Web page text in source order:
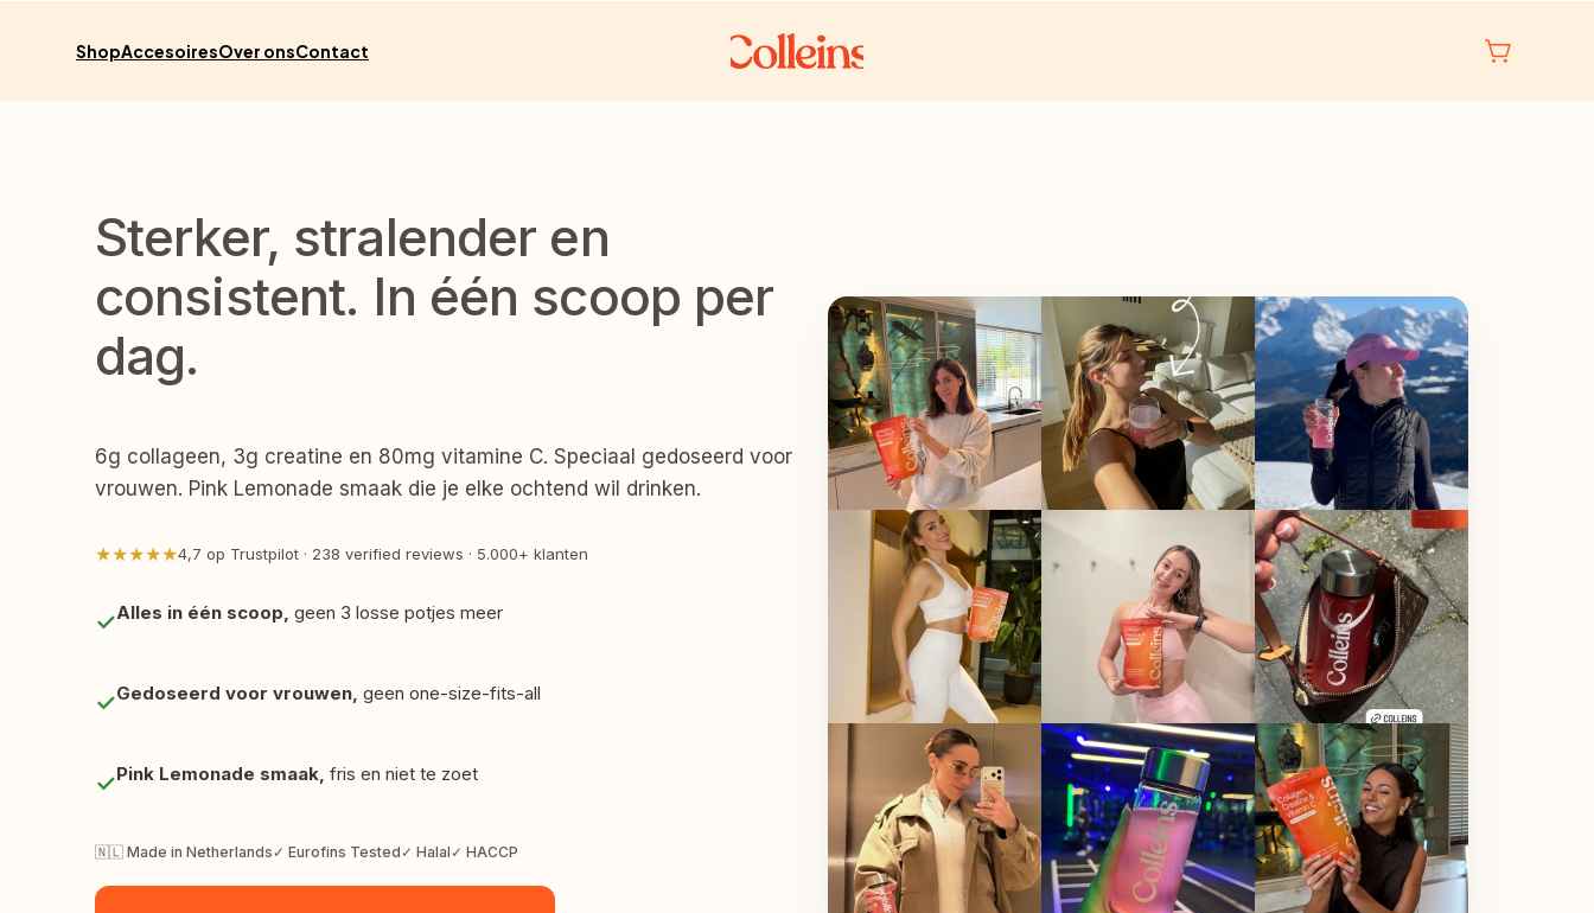
Meteen
contentShopAccesoiresOver onsContact
Sterker, stralender en
consistent. In één scoop per
dag.
6g collageen, 3g creatine en 80mg vitamine C. Speciaal gedoseerd voor
vrouwen. Pink Lemonade smaak die je elke ochtend wil drinken.
★★★★★4,7 op Trustpilot · 238 verified reviews · 5.000+ klanten
✓Alles in één scoop, geen 3 losse potjes meer
✓Gedoseerd voor vrouwen, geen one-size-fits-all
✓Pink Lemonade smaak, fris en niet te zoet
🇳🇱 Made in Netherlands ✓ Eurofins Tested ✓ Halal ✓ HACCP